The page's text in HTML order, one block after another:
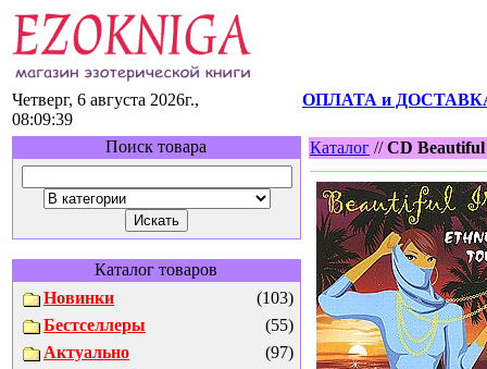
Четверг, 6 августа 2026г.,
08:09:39
ОПЛАТА и
Поиск товара
Каталог товаров
Новинки
(103)
Бестселлеры
(55)
Актуально
(97)
Каталог //CD